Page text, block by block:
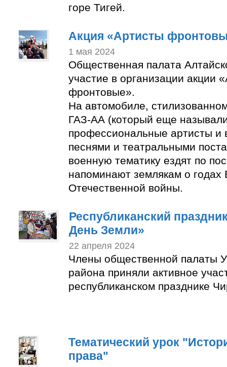
горе Тигей.
Акция «Артисты
1 мая 2024
Общественная палата
участие в организации акции
фронтовые».
На автомобиле,
ГАЗ-АА (который еще
профессиональные артисты и
песнями и театральными
военную тематику ездят по
напоминают землякам о годах
Отечественной войны.
Республиканский
День Земли»
22 апреля 2024
Члены общественной палаты
района приняли активное
республиканском празднике
Тематический урок
права"